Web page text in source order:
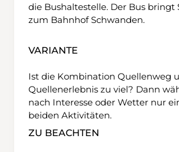
die Bushaltestelle. Der Bus bringt
zum Bahnhof Schwanden.
VARIANTE
Ist die Kombination Quellenweg
Quellenerlebnis zu viel? Dann
nach Interesse oder Wetter nur
beiden Aktivitäten.
ZU BEACHTEN